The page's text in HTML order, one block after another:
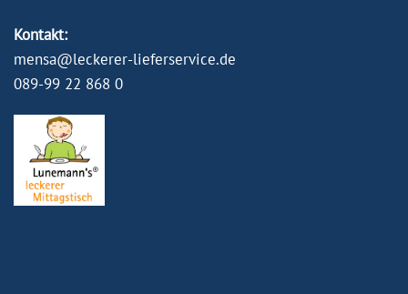
Kontakt:
mensa@leckerer-lieferservice.de
089-99 22 868 0